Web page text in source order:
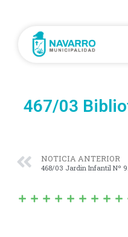
467/03
NOTICIA ANTERIOR